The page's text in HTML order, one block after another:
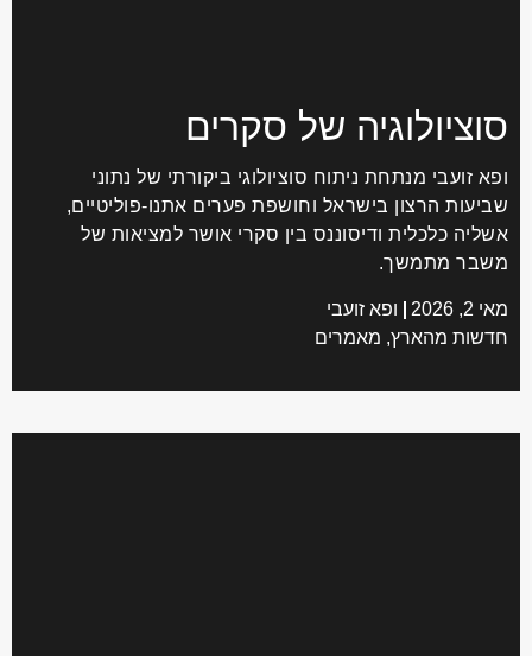
של סקרים
זועבי מנתחת ניתוח סוציולוגי ביקורתי של נתוני
הרצון בישראל וחושפת פערים אתנו-פוליטיים,
כלכלית ודיסוננס בין סקרי אושר למציאות של
מתמשך.
ופא זועבי
מהארץ,מאמרים